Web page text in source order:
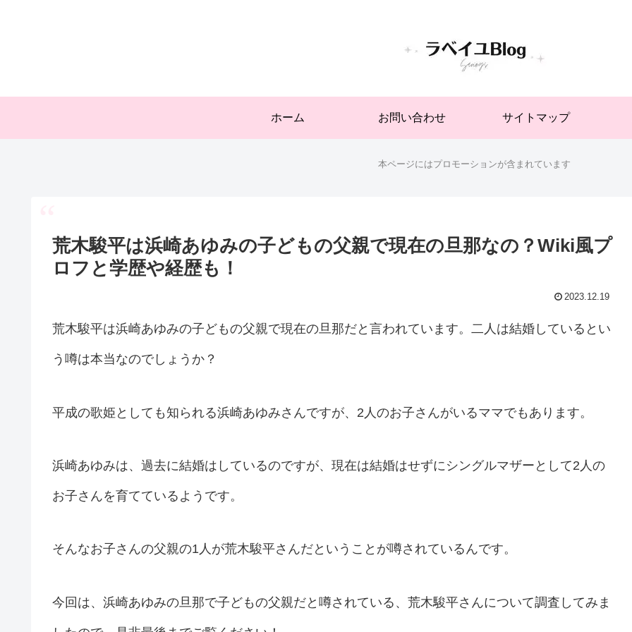
ホーム お問い合わせ サイトマップ
本ページにはプロモーションが含まれています
荒木駿平は浜崎あゆみの子どもの父親で現在の旦那なの？Wiki風プ
ロフと学歴や経歴も！
2023.12.19
荒木駿平は浜崎あゆみの子どもの父親で現在の旦那だと言われています。二人は結婚しているとい
う噂は本当なのでしょうか？
平成の歌姫としても知られる浜崎あゆみさんですが、2人のお子さんがいるママでもあります。
浜崎あゆみは、過去に結婚はしているのですが、現在は結婚はせずにシングルマザーとして2人の
お子さんを育てているようです。
そんなお子さんの父親の1人が荒木駿平さんだということが噂されているんです。
今回は、浜崎あゆみの旦那で子どもの父親だと噂されている、荒木駿平さんについて調査してみま